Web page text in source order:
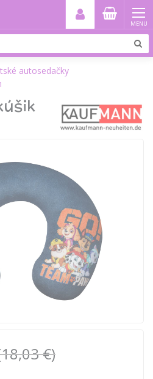
MENU
autosedačky
€)